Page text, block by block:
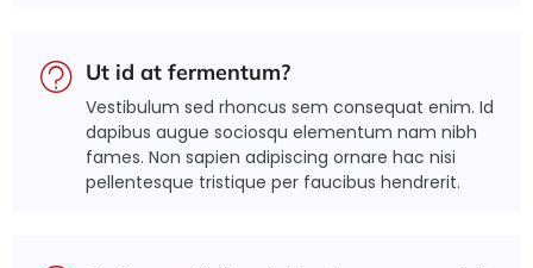
Ut id at fermentum?
Vestibulum sed rhoncus sem consequat enim. Id
dapibus augue sociosqu elementum nam nibh
fames. Non sapien adipiscing ornare hac nisi
pellentesque tristique per faucibus hendrerit.